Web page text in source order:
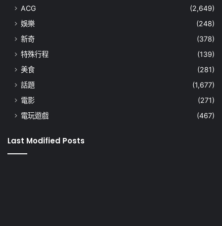
ACG
(2,649)
娛樂
(248)
新奇
(378)
特殊行程
(139)
美食
(281)
話題
(1,677)
電影
(271)
電玩遊戲
(467)
Last Modified Posts